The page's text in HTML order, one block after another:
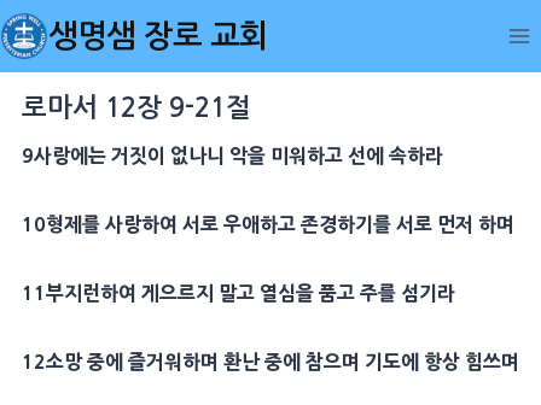
Skip
to
content
생명샘 장로 교회
로마서 12장 9-21절
9사랑에는 거짓이 없나니 악을 미워하고 선에 속하라
10형제 를 사랑하여 서로 우애하고 존경하기를 서로 먼저 하며
11 부지런하여 게으르지 말고 열심을 품고 주를 섬기라
12소망중에 즐거워하며 환난중에 참으며 기도에 항상 힘쓰며